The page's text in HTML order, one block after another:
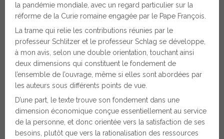
la pandémie mondiale, avec un regard particulier sur la
réforme de la Curie romaine engagée par le Pape François.
La trame qui relie les contributions réunies par le
professeur Schlitzer et le professeur Schlag se développe,
à mon avis, selon une double orientation, touchant ainsi
deux dimensions qui constituent le fondement de
l’ensemble de l’ouvrage, même si elles sont abordées par
les auteurs sous différents points de vue.
D’une part, le texte trouve son fondement dans une
dimension économique conçue essentiellement au service
de la personne, et donc orientée vers la satisfaction de ses
besoins, plutôt que vers la rationalisation des ressources